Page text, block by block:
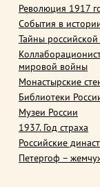
Революция 1917
События в
Тайны
мировой войны
Монастырские
Библиотеки
Музеи России
1937. Год страха
Российские
Петергоф –